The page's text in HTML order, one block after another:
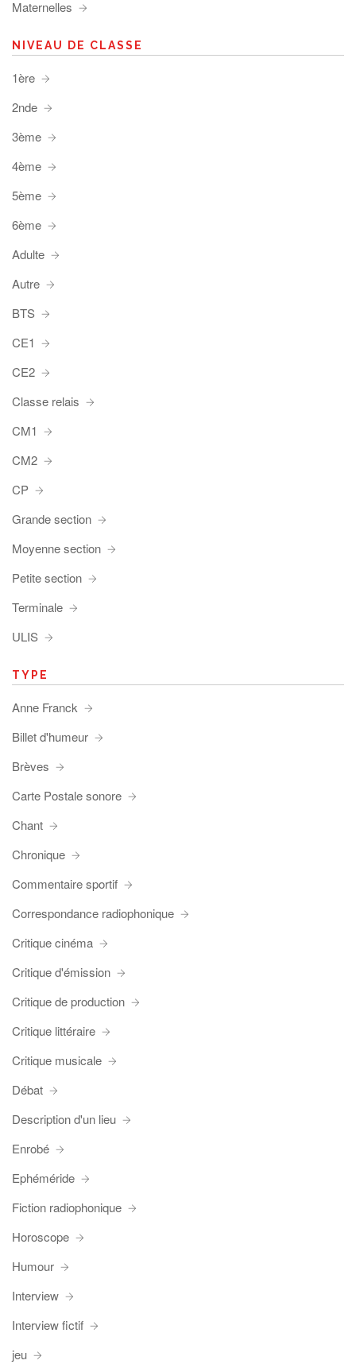
Maternelles
NIVEAU DE CLASSE
1ère
2nde
3ème
4ème
5ème
6ème
Adulte
Autre
BTS
CE1
CE2
Classe relais
CM1
CM2
CP
Grande section
Moyenne section
Petite section
Terminale
ULIS
TYPE
Anne Franck
Billet d'humeur
Brèves
Carte Postale sonore
Chant
Chronique
Commentaire sportif
Correspondance radiophonique
Critique cinéma
Critique d'émission
Critique de production
Critique littéraire
Critique musicale
Débat
Description d'un lieu
Enrobé
Ephéméride
Fiction radiophonique
Horoscope
Humour
Interview
Interview fictif
jeu